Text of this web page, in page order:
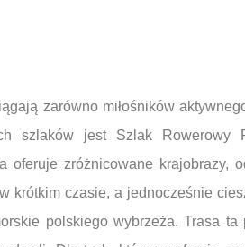
zarówno miłośników
szlaków jest Szlak Rowerowy
oferuje zróżnicowane krajobrazy,
krótkim czasie, a jednocześnie
polskiego wybrzeża. Trasa